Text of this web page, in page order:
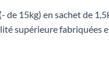
15kg) en sachet de
supérieure fabriquées